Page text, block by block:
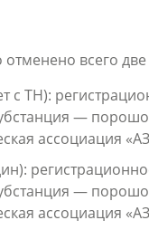
всего
с ТН):
—
ассоциация
—
ассоциация